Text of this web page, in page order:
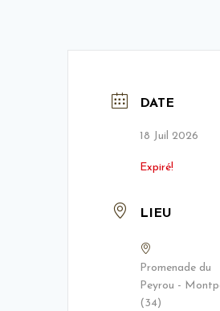
DATE
18 Juil 2026
Expiré!
LIEU
Promenade du
Peyrou -
(34)